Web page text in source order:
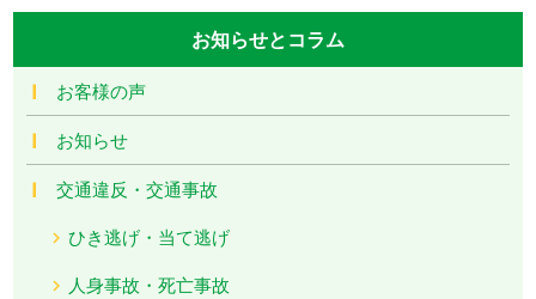
お知らせとコラム
お客様の声
お知らせ
交通違反・交通事故
ひき逃げ・当て逃げ
人身事故・死亡事故